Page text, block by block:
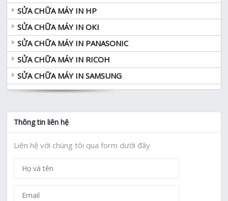
SỬA CHỮA MÁY IN HP
SỬA CHỮA MÁY IN OKI
SỬA CHỮA MÁY IN PANASONIC
SỬA CHỮA MÁY IN RICOH
SỬA CHỮA MÁY IN SAMSUNG
Thông tin liên hệ
Liên hệ với chúng tôi qua form dưới đây